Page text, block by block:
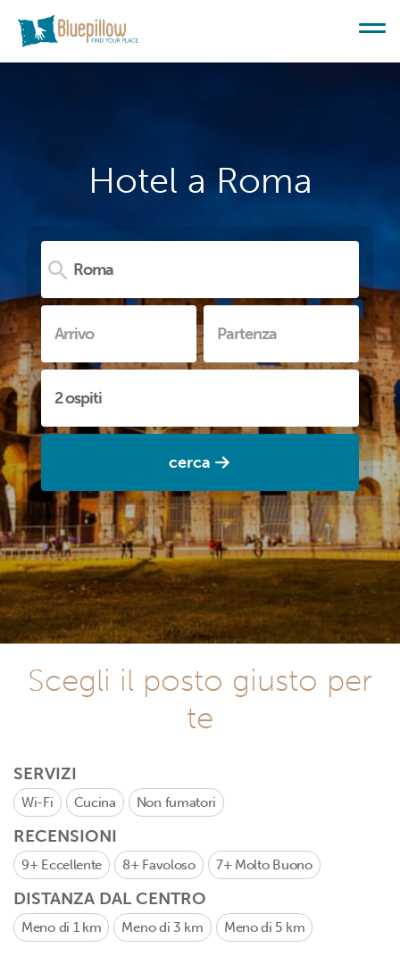
Hotel a Roma
cerca
Scegli il posto giusto per
te
SERVIZI
Wi-Fi Cucina Non fumatori
RECENSIONI
9+ Eccellente 8+ Favoloso 7+ Molto Buono
DISTANZA DAL CENTRO
Meno di 1 km Meno di 3 km Meno di 5 km